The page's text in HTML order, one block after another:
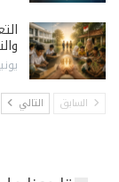
يونيو
السابق التالي